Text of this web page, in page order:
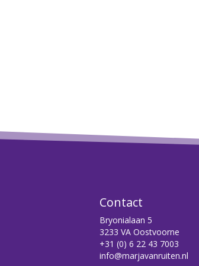
Contact
Bryonialaan 5
3233 VA Oostvoorne
+31 (0) 6 22 43 7003
info@marjavanruiten.nl